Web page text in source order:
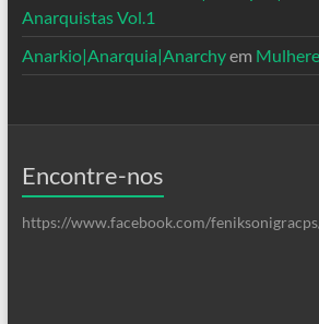
Anarquistas Vol.1
Anarkio|Anarquia|Anarchyem
Encontre-nos
https://www.facebook.com/